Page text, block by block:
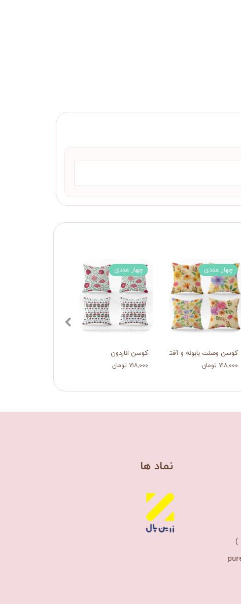
کوسن اناردون
۷۱۸,۰۰۰ تومان
چهار عددی
کوسن وصلت بابونه و آفتابگردان
۷۱۸,۰۰۰ تومان
چهار عددی
​نماد ها